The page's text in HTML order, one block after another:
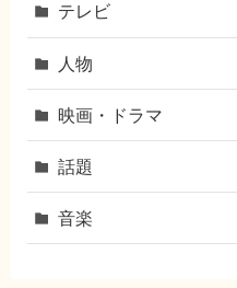
テレビ
人物
映画・ドラマ
話題
音楽